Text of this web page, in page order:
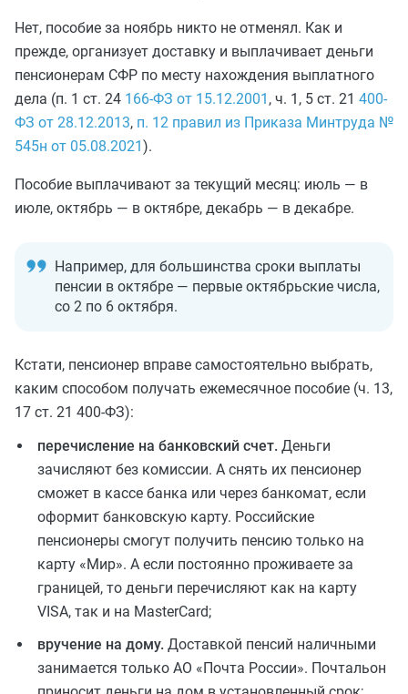
Нет, пособие за ноябрь никто не отменял. Как и
прежде, организует доставку и выплачивает деньги
пенсионерам СФР по месту нахождения выплатного
дела (п. 1 ст. 24 166-ФЗ от 15.12.2001 , ч. 1, 5 ст. 21 400-
ФЗ от 28.12.2013, п. 12 правил из Приказа Минтруда №
545н от 05.08.2021).
Пособие выплачивают за текущий месяц: июль — в
июле, октябрь — в октябре, декабрь — в декабре.
Например, для большинства сроки выплаты
пенсии в октябре — первые октябрьские числа,
со 2 по 6 октября.
Кстати, пенсионер вправе самостоятельно выбрать,
каким способом получать ежемесячное пособие (ч. 13,
17 ст. 21 400-ФЗ):
перечисление на банковский счет. Деньги
зачисляют без комиссии. А снять их пенсионер
сможет в кассе банка или через банкомат, если
оформит банковскую карту. Российские
пенсионеры смогут получить пенсию только на
карту «Мир». А если постоянно проживаете за
границей, то деньги перечисляют как на карту
VISA, так и на MasterCard;
вручение на дому. Доставкой пенсий наличными
занимается только АО «Почта России». Почтальон